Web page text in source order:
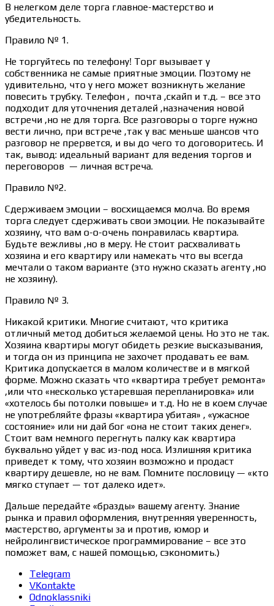
В нелегком деле торга главное-мастерство и
убедительность.
Правило № 1.
Не торгуйтесь по телефону! Торг вызывает у
собственника не самые приятные эмоции. Поэтому не
удивительно, что у него может возникнуть желание
повесить трубку. Телефон , почта ,скайп и т.д. – все это
подходит для уточнения деталей ,назначения новой
встречи ,но не для торга. Все разговоры о торге нужно
вести лично, при встрече ,так у вас меньше шансов что
разговор не прервется, и вы до чего то договоритесь. И
так, вывод: идеальный вариант для ведения торгов и
переговоров — личная встреча.
Правило №2.
Сдерживаем эмоции – восхищаемся молча. Во время
торга следует сдерживать свои эмоции. Не показывайте
хозяину, что вам о-о-очень понравилась квартира.
Будьте вежливы ,но в меру. Не стоит расхваливать
хозяина и его квартиру или намекать что вы всегда
мечтали о таком варианте (это нужно сказать агенту ,но
не хозяину).
Правило № 3.
Никакой критики. Многие считают, что критика
отличный метод добиться желаемой цены. Но это не так.
Хозяина квартиры могут обидеть резкие высказывания,
и тогда он из принципа не захочет продавать ее вам.
Критика допускается в малом количестве и в мягкой
форме. Можно сказать что «квартира требует ремонта»
,или что «несколько устаревшая перепланировка» или
«хотелось бы потолки повыше» и т.д. Но не в коем случае
не употребляйте фразы «квартира убитая» , «ужасное
состояние» или ни дай бог «она не стоит таких денег».
Стоит вам немного перегнуть палку как квартира
буквально уйдет у вас из-под носа. Излишняя критика
приведет к тому, что хозяин возможно и продаст
квартиру дешевле, но не вам. Помните пословицу — «кто
мягко ступает — тот далеко идет».
Дальше передайте «бразды» вашему агенту. Знание
рынка и правил оформления, внутренняя уверенность,
мастерство, аргументы за и против, юмор и
нейролингвистическое программирование – все это
поможет вам, с нашей помощью, сэкономить.)
Telegram
VKontakte
Odnoklassniki